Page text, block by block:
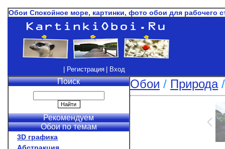
Обои Спокойное море, картинки, фото обои для рабочего
| Регистрация | Вход
Поиск
Рекомендуем
Обои по темам
3D графика
Обои / Природа